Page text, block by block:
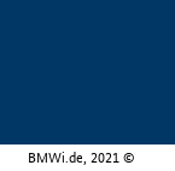
BMWi.de, 2021 ©